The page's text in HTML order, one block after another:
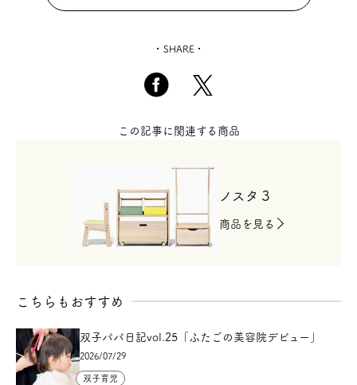
SHARE
この記事に関連する商品
ノスタ３
商品を見る
こちらもおすすめ
双子パパ日記vol.25「ふたごの美容院デビュー」
2026/07/29
双子育児